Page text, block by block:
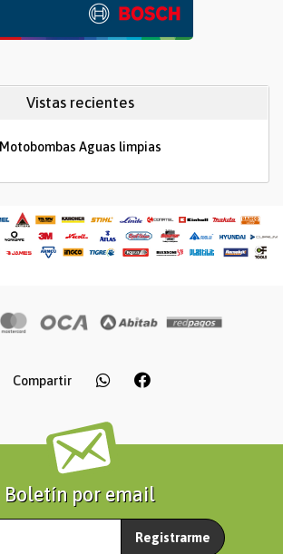
Vistas recientes
Motobombas Aguas limpias
Compartir
Boletín por email
Registrarme